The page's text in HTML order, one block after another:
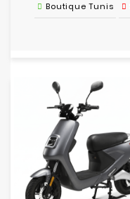
Boutique Tunis